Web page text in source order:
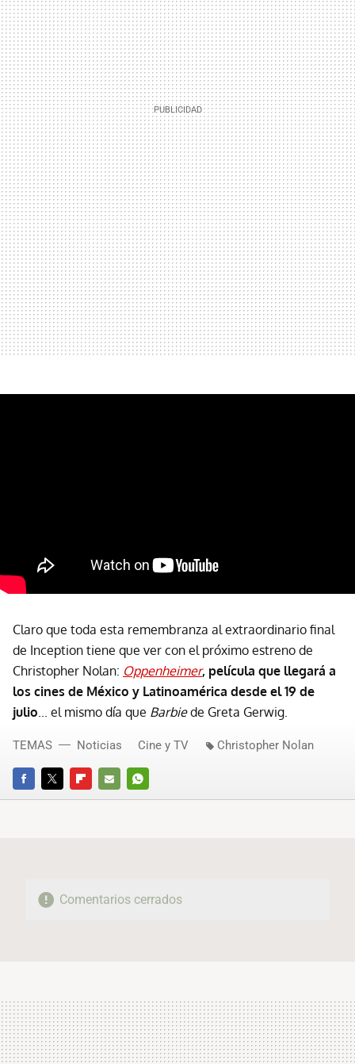
Claro que toda esta remembranza al extraordinario final
de Inception tiene que ver con el próximo estreno de
Christopher Nolan: Oppenheimer, película que llegará a
los cines de México y Latinoamérica desde el 19 de
julio ... el mismo día que Barbiede Greta Gerwig.
FACEBOOKTWITTERFLIPBOARD
E-
WHATSAPP
TEMAS Noticias Cine y TV Christopher Nolan
Comentarios cerrados